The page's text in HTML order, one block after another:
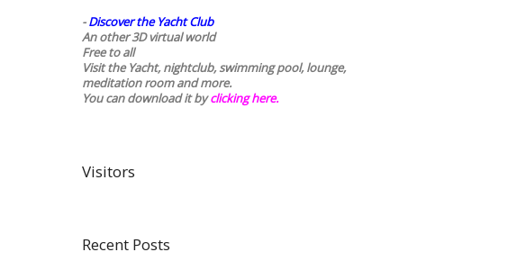
-Discover the Yacht Club
An other 3D virtual world
Free to all
Visit the Yacht, nightclub, swimming pool, lounge,
meditation room and more.
You can download it byclicking here.
Visitors
Recent Posts